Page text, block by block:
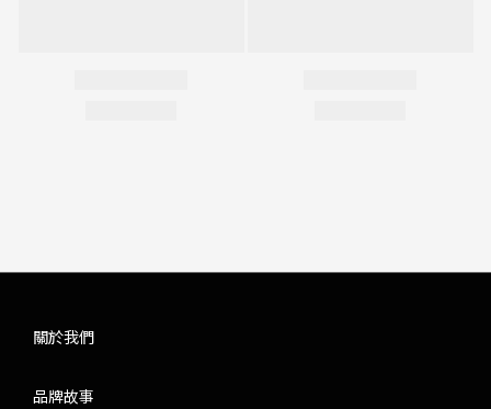
關於我們
品牌故事